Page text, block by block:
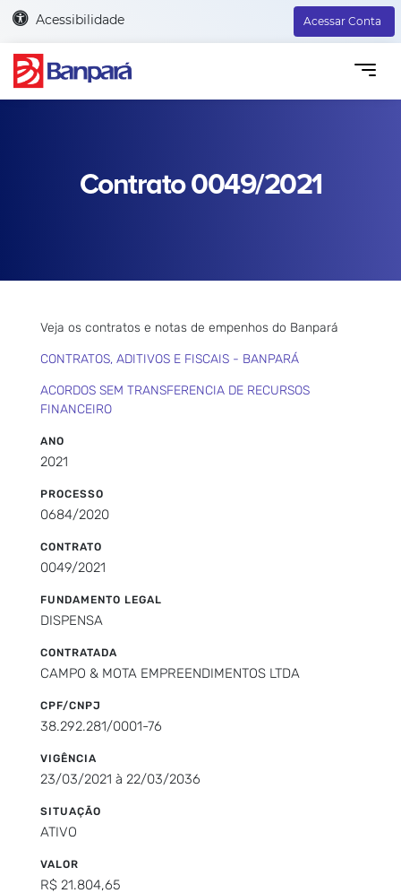
Acessibilidade Acessar Conta
Contrato 0049/2021
Veja os contratos e notas de empenhos do Banpará
CONTRATOS, ADITIVOS E FISCAIS - BANPARÁ
ACORDOS SEM TRANSFERENCIA DE RECURSOS
FINANCEIRO
ANO
2021
PROCESSO
0684/2020
CONTRATO
0049/2021
FUNDAMENTO LEGAL
DISPENSA
CONTRATADA
CAMPO & MOTA EMPREENDIMENTOS LTDA
CPF/CNPJ
38.292.281/0001-76
VIGÊNCIA
23/03/2021 à 22/03/2036
SITUAÇÃO
ATIVO
VALOR
R$ 21.804,65